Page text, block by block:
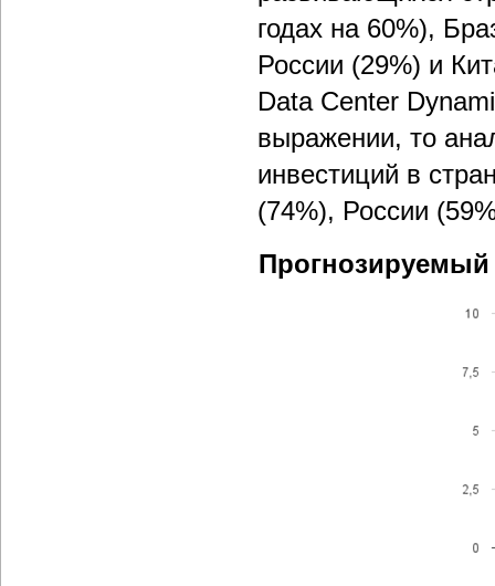
годах на 60%),
России (29%) и
Data Center
выражении, то
инвестиций в
(74%), России
Прогнозируемый